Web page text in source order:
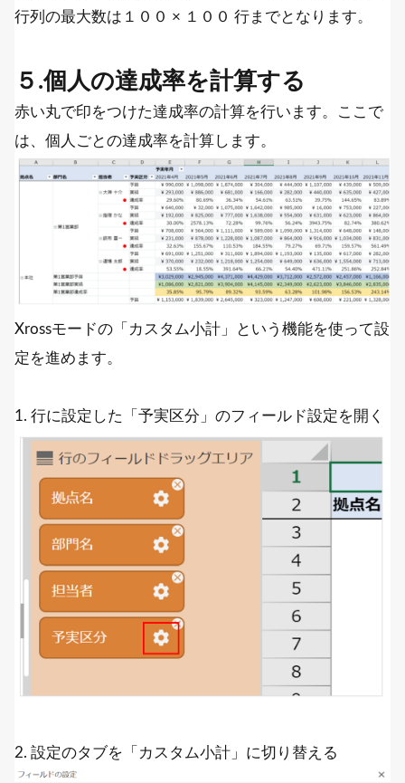
行列の最大数は１００ × １００ 行までとなります。
５.個人の達成率を計算する
赤い丸で印をつけた達成率の計算を行います。ここで
は、個人ごとの達成率を計算します。
Xrossモードの「カスタム小計」という機能を使って設
定を進めます。
1. 行に設定した「予実区分」のフィールド設定を開く
2. 設定のタブを「カスタム小計」に切り替える